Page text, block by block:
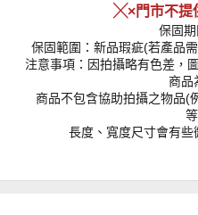
╳×門市不提
保固
保固範圍：新品瑕疵(若產品
注意事項：因拍攝略有色差，
商品
商品不包含協助拍攝之物品(
長度、寬度尺寸會有些